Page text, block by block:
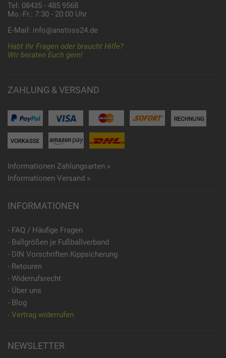
Tel: 08435 - 485 9568
Mo.-Fr.: 7:30 - 20:00 Uhr
E-Mail: info@anstoss24.de
Habt Ihr Fragen oder braucht Hilfe?
Wir beraten Euch gern!
ZAHLUNG & VERSAND
Informationen Zahlungsarten »
Informationen Versand »
INFORMATIONEN
- FAQ / Häufige Fragen
- Ballgrößen je Fußballverband
- DIN Vorschriften Kippsicherung
- Retouren
- Widerrufsrecht
- Über uns
- Blog
- Vertrag widerrufen
NEWSLETTER